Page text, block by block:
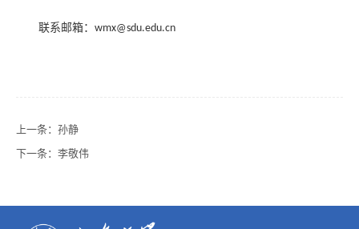
联系邮箱： wmx@sdu.edu.cn
上一条： 孙静
下一条： 李敬伟